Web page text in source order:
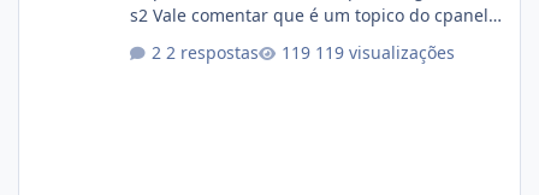
s2 Vale comentar que é um topico do cpanel...
Não sei como ta a pegada no da.
2 respostas 119 visualizações